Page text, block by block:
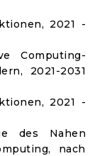
2021 -
Computing-
2021-2031
2021 -
des Nahen
nach